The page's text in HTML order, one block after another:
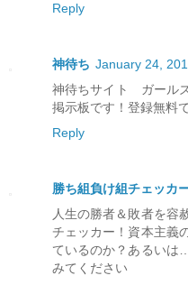
Reply
神待ち January 24,
神待ちサイト ガール
掲示板です！登録無料
Reply
勝ち組負け組チェッカ
人生の勝者＆敗者を容
チェッカー！資本主義
ているのか？あるいは
みてください